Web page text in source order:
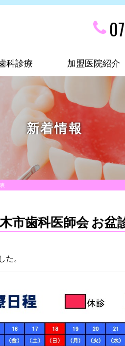
科診療 加盟医院紹介
新着情報
市歯科医師会 お盆
。